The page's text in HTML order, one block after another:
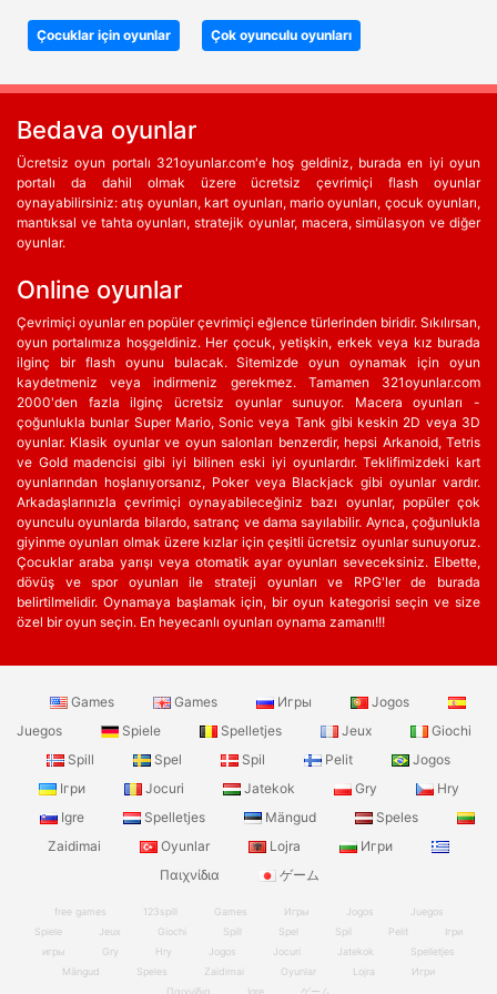
Çocuklar için oyunlar Çok oyunculu oyunları
Bedava oyunlar
Ücretsiz oyun portalı 321oyunlar.com'e hoş geldiniz, burada en iyi oyun
portalı da dahil olmak üzere ücretsiz çevrimiçi flash oyunlar
oynayabilirsiniz: atış oyunları, kart oyunları, mario oyunları, çocuk oyunları,
mantıksal ve tahta oyunları, stratejik oyunlar, macera, simülasyon ve diğer
oyunlar.
Online oyunlar
Çevrimiçi oyunlar en popüler çevrimiçi eğlence türlerinden biridir. Sıkılırsan,
oyun portalımıza hoşgeldiniz. Her çocuk, yetişkin, erkek veya kız burada
ilginç bir flash oyunu bulacak. Sitemizde oyun oynamak için oyun
kaydetmeniz veya indirmeniz gerekmez. Tamamen 321oyunlar.com
2000'den fazla ilginç ücretsiz oyunlar sunuyor. Macera oyunları -
çoğunlukla bunlar Super Mario, Sonic veya Tank gibi keskin 2D veya 3D
oyunlar. Klasik oyunlar ve oyun salonları benzerdir, hepsi Arkanoid, Tetris
ve Gold madencisi gibi iyi bilinen eski iyi oyunlardır. Teklifimizdeki kart
oyunlarından hoşlanıyorsanız, Poker veya Blackjack gibi oyunlar vardır.
Arkadaşlarınızla çevrimiçi oynayabileceğiniz bazı oyunlar, popüler çok
oyunculu oyunlarda bilardo, satranç ve dama sayılabilir. Ayrıca, çoğunlukla
giyinme oyunları olmak üzere kızlar için çeşitli ücretsiz oyunlar sunuyoruz.
Çocuklar araba yarışı veya otomatik ayar oyunları seveceksiniz. Elbette,
dövüş ve spor oyunları ile strateji oyunları ve RPG'ler de burada
belirtilmelidir. Oynamaya başlamak için, bir oyun kategorisi seçin ve size
özel bir oyun seçin. En heyecanlı oyunları oynama zamanı!!!
Games Games Игры
Jogos
Juegos
Spiele Spelletjes Jeux
Giochi
Spill
Spel Spil Pelit
Jogos
Ігри
Jocuri Jatekok Gry
Hry
Igre
Spelletjes Mängud
Speles
Zaidimai
Oyunlar Lojra
Игри
Παιχνίδια
ゲーム
free games 123spill Games Игры Jogos
Juegos
Spiele
Jeux Giochi Spill Spel Spil Pelit
Ігри
игры
Gry Hry Jogos Jocuri Jatekok
Spelletjes
Mängud
Speles Zaidimai Oyunlar Lojra
Игри
Παιχνίδια
Igre ゲーム